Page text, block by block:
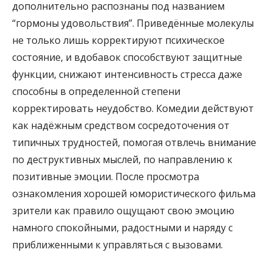
дополнительно распознаны под названием
“гормоны удовольствия”. Приведённые молекулы
не только лишь корректируют психическое
состояние, и вдобавок способствуют защитные
функции, снижают интенсивность стресса даже
способны в определенной степени
корректировать неудобство. Комедии действуют
как надёжным средством сосредоточения от
типичных трудностей, помогая отвлечь внимание
по деструктивных мыслей, по направлению к
позитивные эмоции. После просмотра
ознакомления хорошей юмористического фильма
зрители как правило ощущают свою эмоцию
намного спокойными, радостными и наряду с
приближенными к управляться с вызовами.